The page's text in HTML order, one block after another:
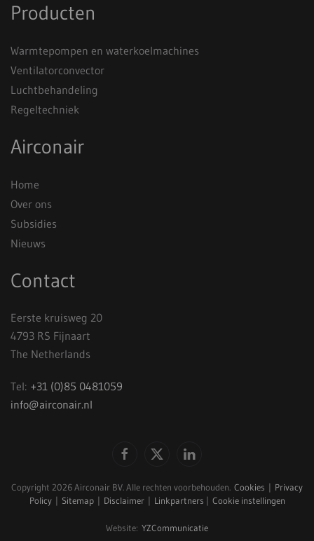
Producten
Warmtepompen en waterkoelmachines
Ventilatorconvector
Luchtbehandeling
Regeltechniek
Airconair
Home
Over ons
Subsidies
Nieuws
Contact
Eerste kruisweg 20
4793 RS Fijnaart
The Netherlands
Tel: +31 (0)85 0481059
info@airconair.nl
Copyright 2026 Airconair BV. Alle rechten voorbehouden. Cookies | Privacy
Policy | Sitemap | Disclaimer | Linkpartners | Cookie instellingen
Website: YZCommunicatie